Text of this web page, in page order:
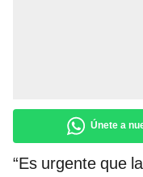
Únete a
“Es urgente que